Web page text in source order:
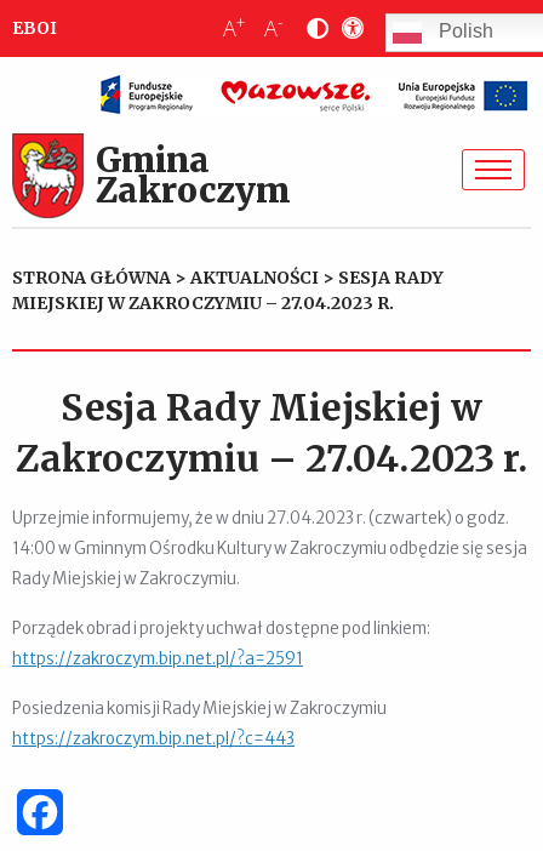
EBOI A+ A- Polish
Gmina
Zakroczym
STRONA GŁÓWNA >AKTUALNOŚCI > SESJA RADY
MIEJSKIEJ W ZAKROCZYMIU – 27.04.2023 R.
Sesja Rady Miejskiej w
Zakroczymiu – 27.04.2023 r.
Uprzejmie informujemy, że w dniu 27.04.2023 r. (czwartek) o godz.
14:00 w Gminnym Ośrodku Kultury w Zakroczymiu odbędzie się sesja
Rady Miejskiej w Zakroczymiu.
Porządek obrad i projekty uchwał dostępne pod linkiem:
https://zakroczym.bip.net.pl/?a=2591
Posiedzenia komisji Rady Miejskiej w Zakroczymiu
https://zakroczym.bip.net.pl/?c=443